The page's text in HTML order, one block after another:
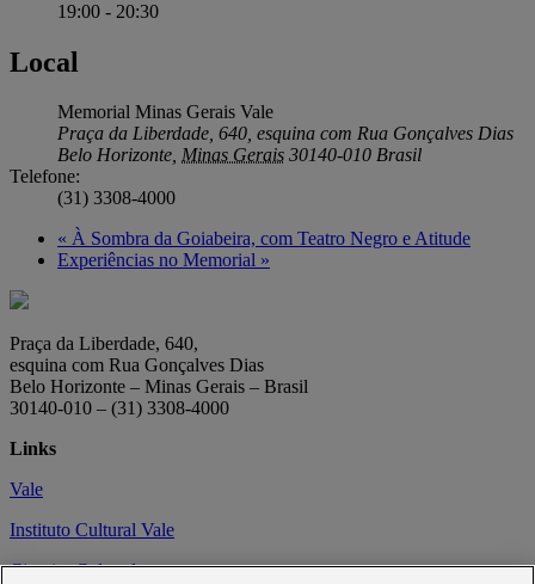
19:00 - 20:30
Local
Memorial Minas Gerais Vale
Praça da Liberdade, 640, esquina com Rua Gonçalves Dias
Belo Horizonte, Minas Gerais 30140-010 Brasil
Telefone:
(31) 3308-4000
« À Sombra da Goiabeira, com Teatro Negro e Atitude
Experiências no Memorial »
Praça da Liberdade, 640,
esquina com Rua Gonçalves Dias
Belo Horizonte – Minas Gerais – Brasil
30140-010 – (31) 3308-4000
Links
Vale
Instituto Cultural Vale
Circuito Cultural